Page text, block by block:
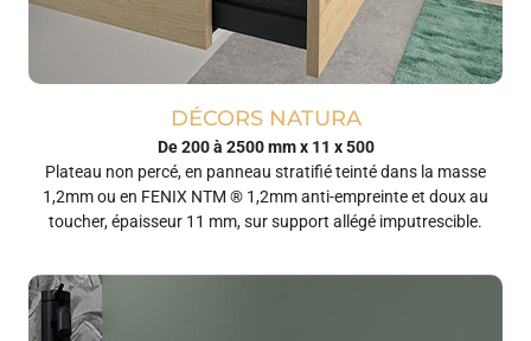
DÉCORS NATURA
De 200 à 2500 mm x 11 x 500
Plateau non percé, en panneau stratifié teinté dans la masse
1,2mm ou en FENIX NTM ® 1,2mm anti-empreinte et doux au
toucher, épaisseur 11 mm, sur support allégé imputrescible.